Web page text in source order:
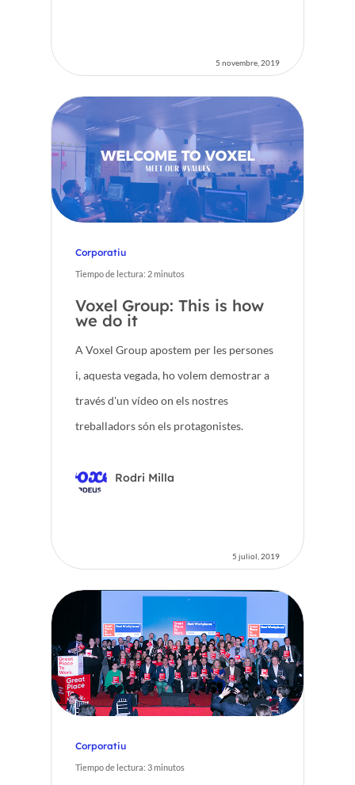
5 novembre, 2019
Corporatiu
Tiempo de lectura: 2minutos
Voxel Group: This is how
we do it
A Voxel Group apostem per les persones
i, aquesta vegada, ho volem demostrar a
través d'un vídeo on els nostres
treballadors són els protagonistes.
Rodri Milla
5 juliol, 2019
Corporatiu
Tiempo de lectura: 3minutos
Voxel
CA
FR
ES
EN